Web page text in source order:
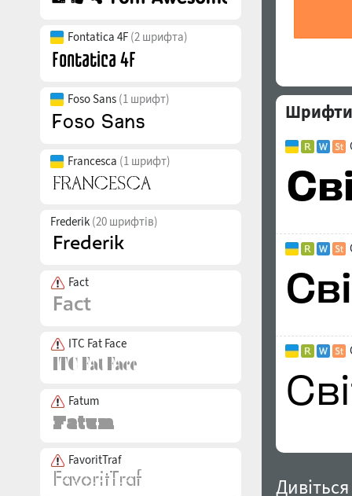
Fontatica 4F (2 шрифта)
Foso Sans (1 шрифт)
Francesca (1 шрифт)
Frederik (20 шрифтів)
Fact
ITC Fat Face
Fatum
FavoritTraf
Шрифти